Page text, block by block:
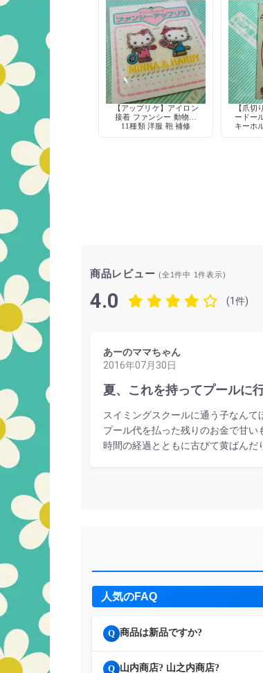
【アップリケ】アイロン
接着 ファンシー 動物柄
11種類 洋服 鞄 補修
【爪切
ードー
キーホ
商品レビュー(全1件中 1件表示)
4.0 (1件)
あーのママちゃん
2016年07月30日
夏、これを持ってプールに
スイミングスクールに通う子なんて
プール代を払った残りのお金で甘い
時間の経過とともに古びて黄ばんだ
人気のFAQ
Q 商品は新品ですか?
Q 山内商店? 山之内商店?